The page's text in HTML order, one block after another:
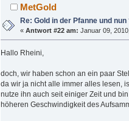
MetGold
Re: Gold in der Pfanne und nun
«Antwort #22 am: Januar 09,
Hallo Rheini,
doch, wir haben schon an ein paar
da wir ja nicht alle immer alles lesen,
nutze ihn auch seit einiger Zeit und
höheren Geschwindigkeit des